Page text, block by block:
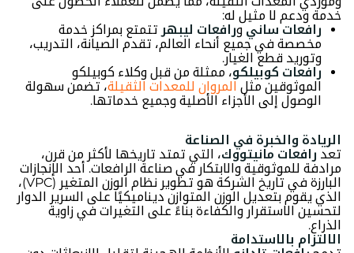
خدمة ودعم لا مثيل له:
رافعات ساني ورافعات ليبهر تتمتع بمراكز خدمة
مخصصة في جميع أنحاء العالم، تقدم الصيانة، التدريب،
وتوريد قطع الغيار.
رافعات كوبيلكو، ممثلة من قبل وكلاء كوبيلكو
الموثوقين مثل المروان للمعدات الثقيلة، تضمن سهولة
الوصول إلى الأجزاء الأصلية وجميع خدماتها.
الريادة والخبرة في الصناعة
تعد رافعات مانيتووك، التي تمتد تاريخها لأكثر من قرن،
مرادفة للموثوقية والابتكار في صناعة الرافعات. أحد الإنجازات
البارزة في تاريخ الشركة هو تطوير نظام الوزن المتغير (VPC)،
الذي يقوم بتعديل الوزن المتوازن ديناميكيًا على السرير الدوار
لتحسين الاستقرار والكفاءة بناءً على التغيرات في زاوية
الذراع.
الالتزام بالاستدامة